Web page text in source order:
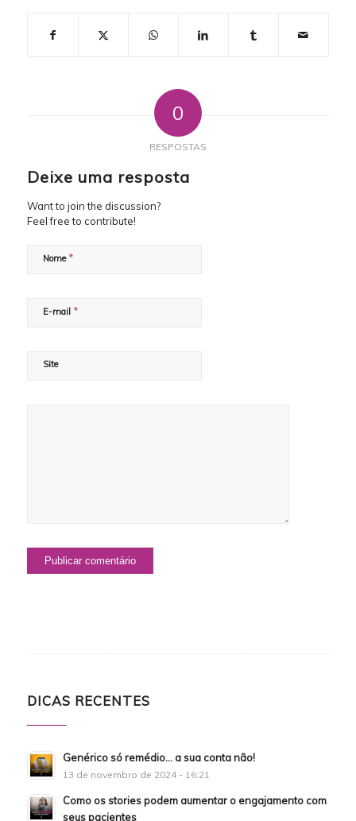
0
RESPOSTAS
Deixe uma resposta
Want to join the discussion?
Feel free to contribute!
Nome *
E-mail *
Site
DICAS RECENTES
Genérico só remédio… a sua conta não!
13 de novembro de 2024 - 16:21
Como os stories podem aumentar o engajamento com
seus pacientes